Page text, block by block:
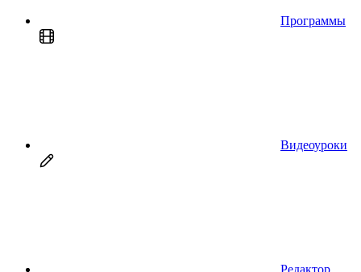
Программы
Видеоуроки
Редактор